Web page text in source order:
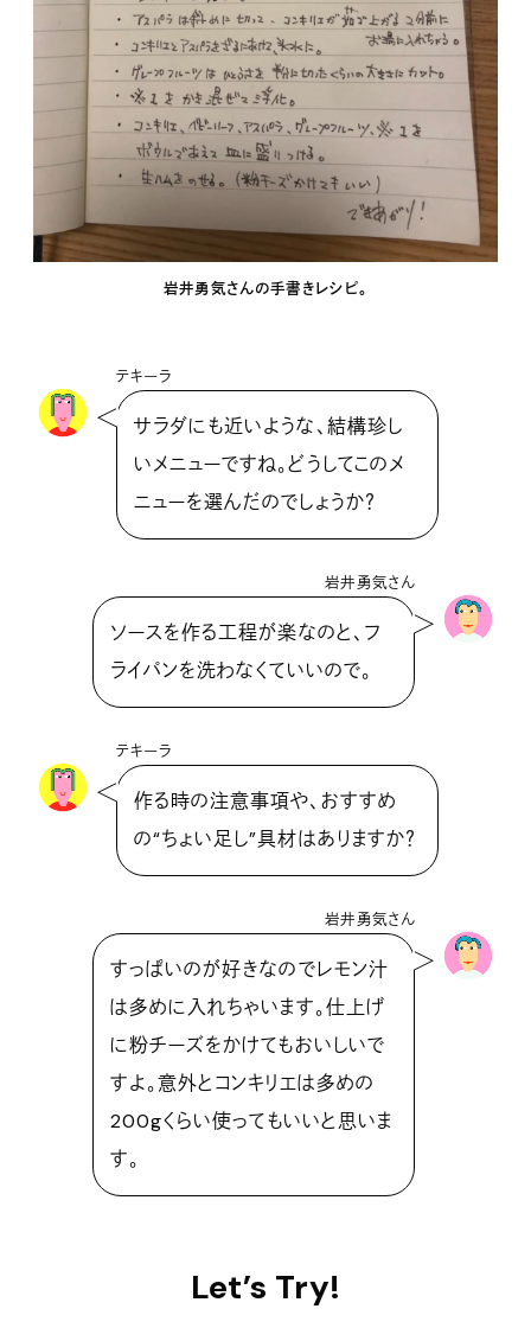
岩井勇気さんの手書きレシピ。
テキーラ
サラダにも近いような、結構珍し
いメニューですね。どうしてこのメ
ニューを選んだのでしょうか？
岩井勇気さん
ソースを作る工程が楽なのと、フ
ライパンを洗わなくていいので。
テキーラ
作る時の注意事項や、おすすめ
の“ちょい⾜し”具材はありますか？
岩井勇気さん
すっぱいのが好きなのでレモン汁
は多めに入れちゃいます。仕上げ
に粉チーズをかけてもおいしいで
すよ。意外とコンキリエは多めの
200gくらい使ってもいいと思いま
す。
Let’s Try!